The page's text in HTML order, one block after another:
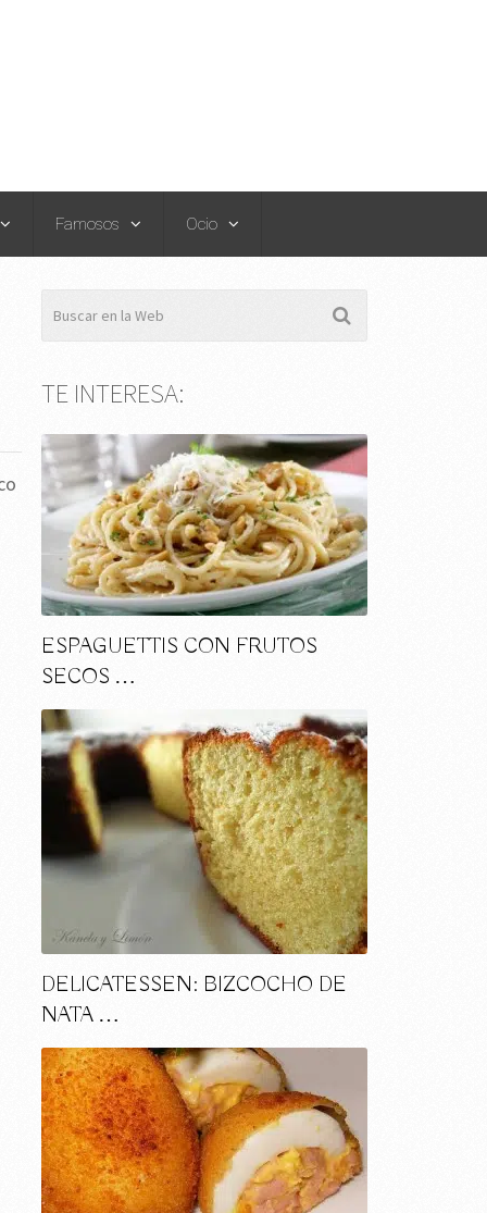
Famosos Ocio
TE INTERESA:
ESPAGUETTIS CON FRUTOS
SECOS …
DELICATESSEN: BIZCOCHO DE
NATA …